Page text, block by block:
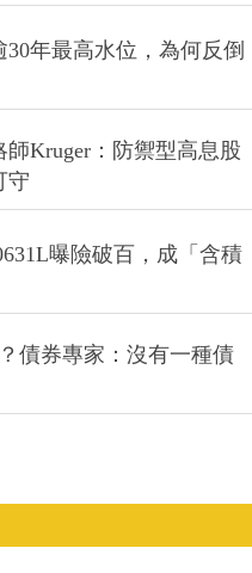
年最高水位，為何反倒
Kruger：防禦型高息股
守
曝險破百，成「含積
債券專家：沒有一種債